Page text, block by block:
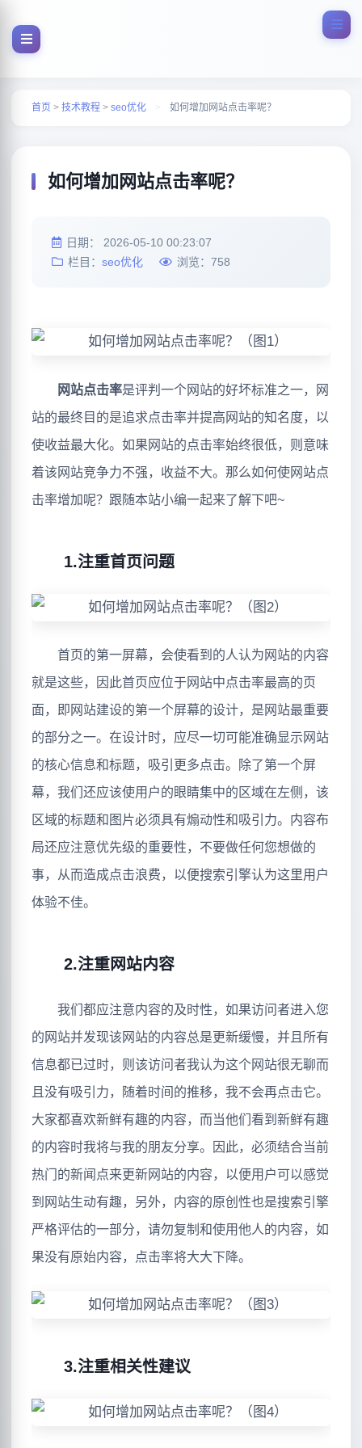
首页 > 技术教程 > seo优化 > 如何增加网站点击率呢？
如何增加网站点击率呢？
日期： 2026-05-10 00:23:07
栏目： seo优化 浏览： 758
网站点击率是评判一个网站的好坏标准之一，网
站的最终目的是追求点击率并提高网站的知名度，以
使收益最大化。如果网站的点击率始终很低，则意味
着该网站竞争力不强，收益不大。那么如何使网站点
击率增加呢？跟随本站小编一起来了解下吧~
1.注重首页问题
首页的第一屏幕，会使看到的人认为网站的内容
就是这些，因此首页应位于网站中点击率最高的页
面，即网站建设的第一个屏幕的设计，是网站最重要
的部分之一。在设计时，应尽一切可能准确显示网站
的核心信息和标题，吸引更多点击。除了第一个屏
幕，我们还应该使用户的眼睛集中的区域在左侧，该
区域的标题和图片必须具有煽动性和吸引力。内容布
局还应注意优先级的重要性，不要做任何您想做的
事，从而造成点击浪费，以便搜索引擎认为这里用户
体验不佳。
2.注重网站内容
我们都应注意内容的及时性，如果访问者进入您
的网站并发现该网站的内容总是更新缓慢，并且所有
信息都已过时，则该访问者我认为这个网站很无聊而
且没有吸引力，随着时间的推移，我不会再点击它。
大家都喜欢新鲜有趣的内容，而当他们看到新鲜有趣
的内容时我将与我的朋友分享。因此，必须结合当前
热门的新闻点来更新网站的内容，以便用户可以感觉
到网站生动有趣，另外，内容的原创性也是搜索引擎
严格评估的一部分，请勿复制和使用他人的内容，如
果没有原始内容，点击率将大大下降。
3.注重相关性建议